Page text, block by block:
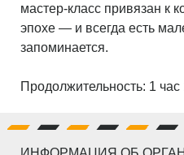
мастер-класс привязан к
эпохе — и всегда есть
запоминается.
Продолжительность: 1 час